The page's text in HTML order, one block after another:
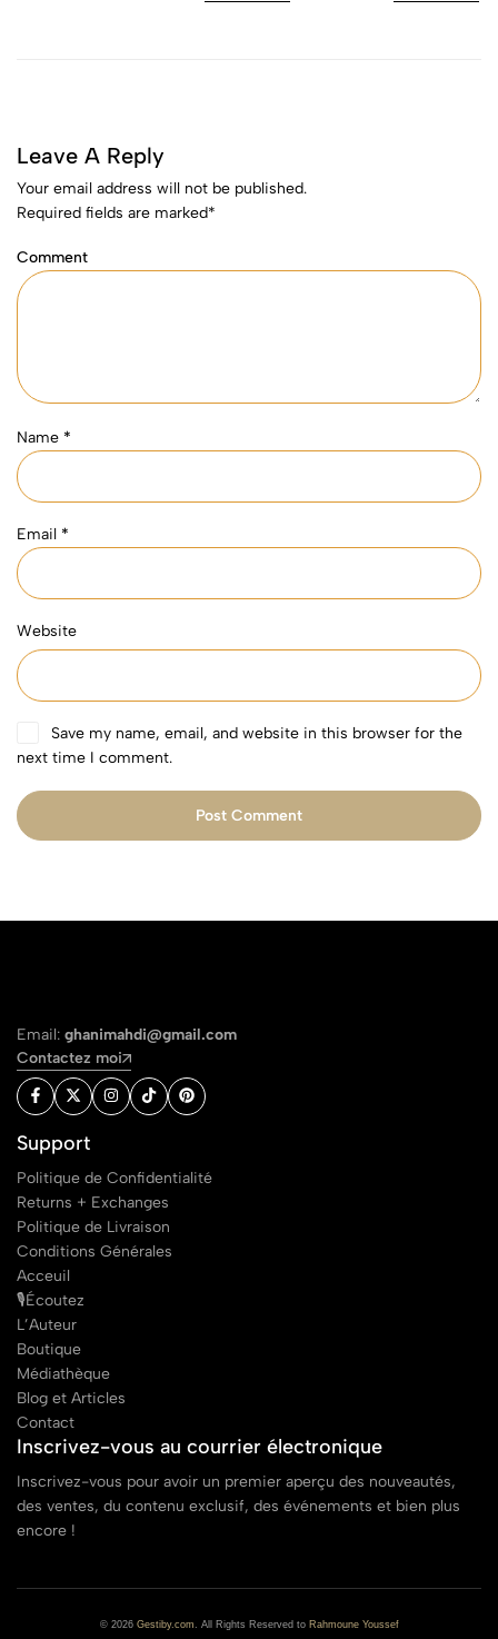
Leave A Reply
Your email address will not be published.
Required fields are marked*
Comment
Name *
Email *
Website
Save my name, email, and website in this browser for the
next time I comment.
Post Comment
Email: ghanimahdi@gmail.com
Contactez moi
Support
Politique de Confidentialité
Returns + Exchanges
Politique de Livraison
Conditions Générales
Acceuil
🎙Écoutez
L’Auteur
Boutique
Médiathèque
Blog et Articles
Contact
Inscrivez-vous au courrier électronique
Inscrivez-vous pour avoir un premier aperçu des nouveautés,
des ventes, du contenu exclusif, des événements et bien plus
encore !
© 2026 Gestiby.com. All Rights Reserved to Rahmoune Youssef